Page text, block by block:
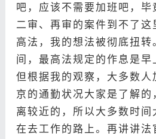
吧，应该不需要加班吧，毕
二审、再审的案件到不了这
高法，我的想法被彻底扭转
间，最高法规定的作息是早
但根据我的观察，大多数人
京的通勤状况大家是了解的
离较近的，所以大多数时间
在去工作的路上。再讲讲法